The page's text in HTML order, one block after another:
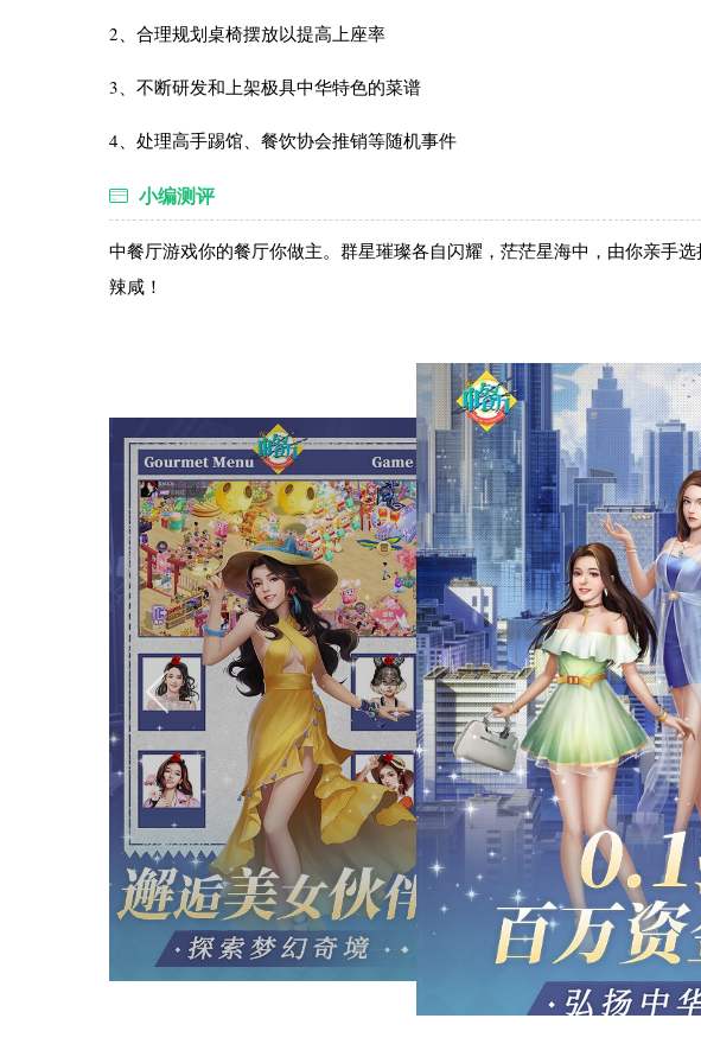
2、合理规划桌椅摆放以提高上座率
3、不断研发和上架极具中华特色的菜谱
4、处理高手踢馆、餐饮协会推销等随机事件
小编测评
中餐厅游戏你的餐厅你做主。群星璀璨各自闪耀，茫茫星海中，由你亲手
辣咸！